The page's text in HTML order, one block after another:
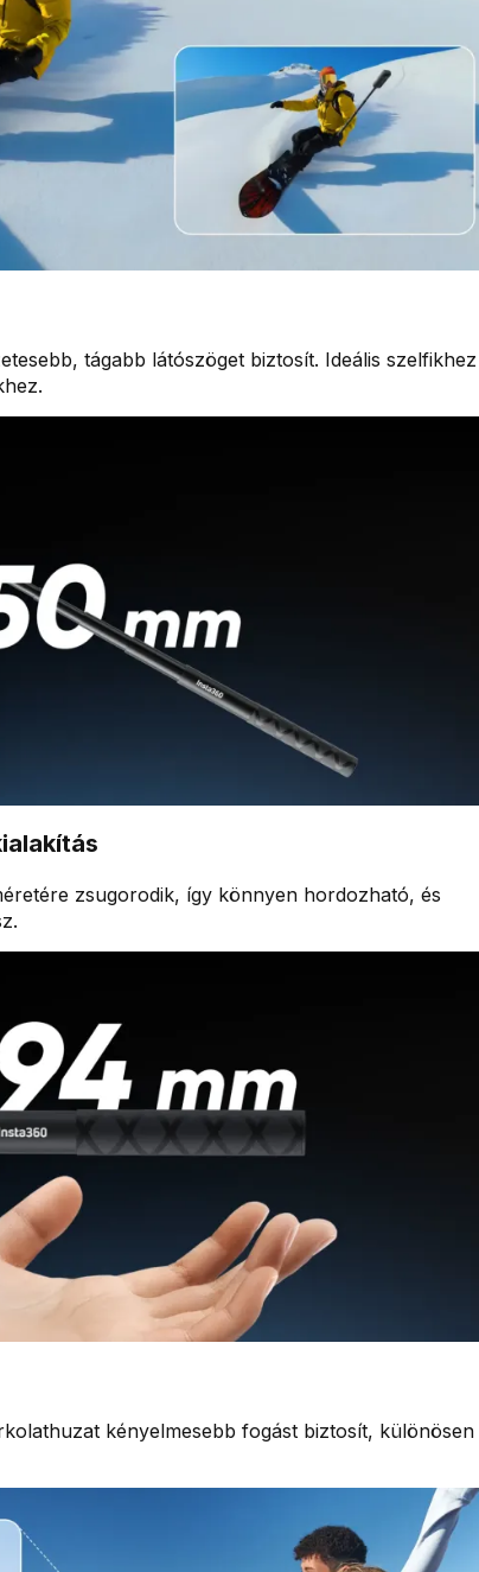
tágabb látószöget biztosít. Ideális szelfikhez
zsugorodik, így könnyen hordozható, és
kényelmesebb fogást biztosít, különösen